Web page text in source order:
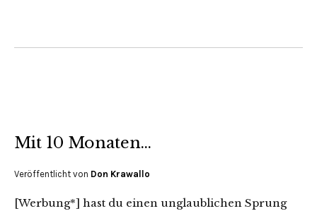
Mit 10 Monaten…
Veröffentlicht von Don Krawallo
[Werbung*] hast du einen unglaublichen Sprung